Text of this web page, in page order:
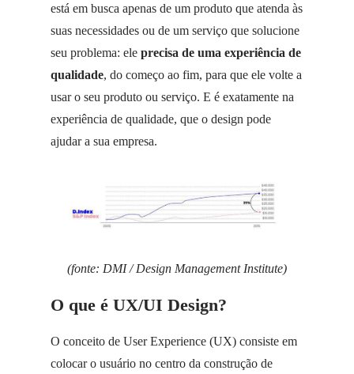
está em busca apenas de um produto que atenda às
suas necessidades ou de um serviço que solucione
seu problema: ele precisa de uma experiência de
qualidade, do começo ao fim, para que ele volte a
usar o seu produto ou serviço. E é exatamente na
experiência de qualidade, que o design pode
ajudar a sua empresa.
(fonte: DMI / Design Management Institute)
O que é UX/UI Design?
O conceito de User Experience (UX) consiste em
colocar o usuário no centro da construção de